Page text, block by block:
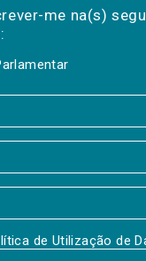
me na(s)
de Utilização de